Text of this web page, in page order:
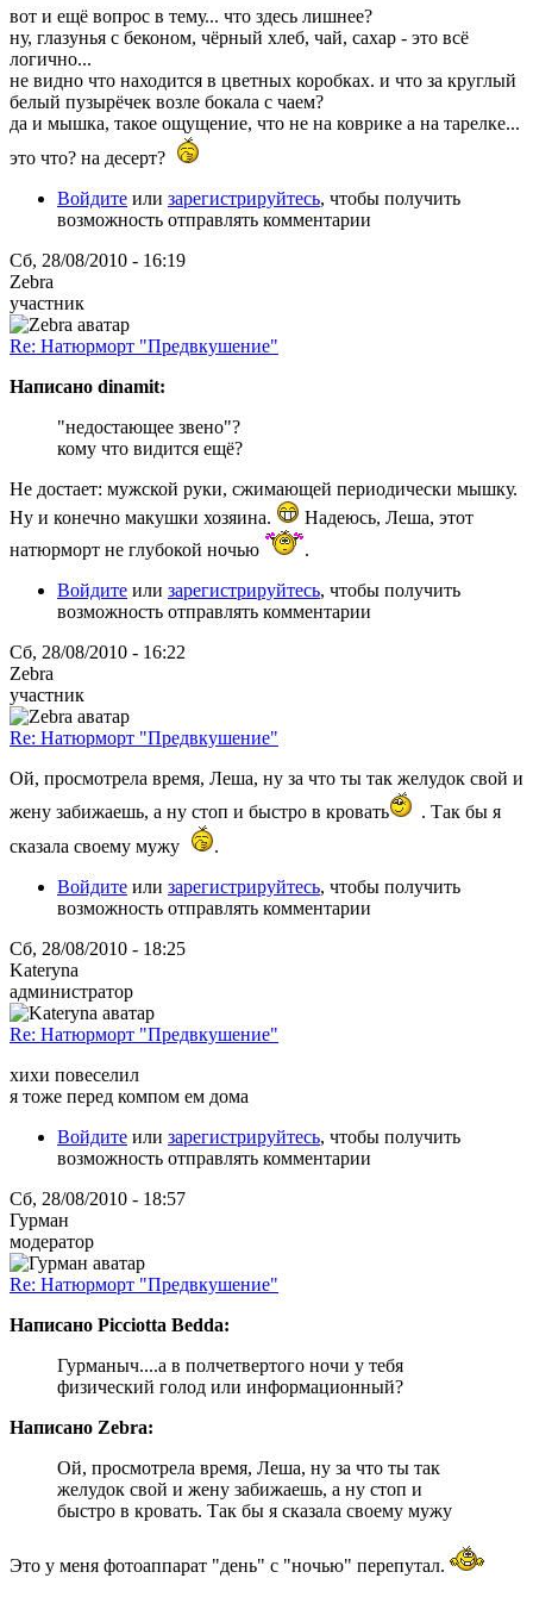
вот и ещё вопрос в тему... что здесь лишнее?
ну, глазунья с беконом, чёрный хлеб, чай, сахар - это всё
логично...
не видно что находится в цветных коробках. и что за круглый
белый пузырёчек возле бокала с чаем?
да и мышка, такое ощущение, что не на коврике а на тарелке...
это что? на десерт?
Войдите или зарегистрируйтесь, чтобы получить
возможность отправлять комментарии
Сб, 28/08/2010 - 16:19
Zebra
участник
Re: Натюрморт "Предвкушение"
Написано dinamit:
"недостающее звено"?
кому что видится ещё?
Не достает: мужской руки, сжимающей периодически мышку.
Ну и конечно макушки хозяина.
Надеюсь, Леша, этот
натюрморт не глубокой ночью
.
Войдите или зарегистрируйтесь, чтобы получить
возможность отправлять комментарии
Сб, 28/08/2010 - 16:22
Zebra
участник
Re: Натюрморт "Предвкушение"
Ой, просмотрела время, Леша, ну за что ты так желудок свой и
жену забижаешь, а ну стоп и быстро в кровать
. Так бы я
сказала своему мужу
.
Войдите или зарегистрируйтесь, чтобы получить
возможность отправлять комментарии
Сб, 28/08/2010 - 18:25
Kateryna
администратор
Re: Натюрморт "Предвкушение"
хихи повеселил
я тоже перед компом ем дома
Войдите или зарегистрируйтесь, чтобы получить
возможность отправлять комментарии
Сб, 28/08/2010 - 18:57
Гурман
модератор
Re: Натюрморт "Предвкушение"
Написано Picciotta Bedda:
Гурманыч....а в полчетвертого ночи у тебя
физический голод или информационный?
Написано Zebra:
Ой, просмотрела время, Леша, ну за что ты так
желудок свой и жену забижаешь, а ну стоп и
быстро в кровать. Так бы я сказала своему мужу
Это у меня фотоаппарат "день" с "ночью" перепутал.